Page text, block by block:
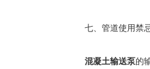
七、管道使用禁
混凝土输送泵的